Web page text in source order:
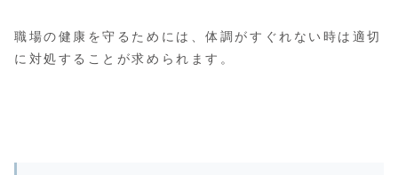
職場の健康を守るためには、体調がすぐれない時は適切
に対処することが求められます。